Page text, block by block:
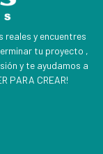
y encuentres
tu proyecto ,
y te ayudamos a
PARA CREAR!